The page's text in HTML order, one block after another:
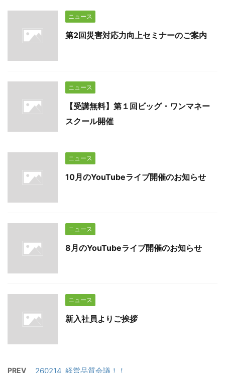
ニュース
第2回災害対応力向上セミナーのご案内
ニュース
【受講無料】第１回ビッグ・ワンマネー
スクール開催
ニュース
10月のYouTubeライブ開催のお知らせ
ニュース
8月のYouTubeライブ開催のお知らせ
ニュース
新入社員よりご挨拶
PREV 260214_経営品質会議！！